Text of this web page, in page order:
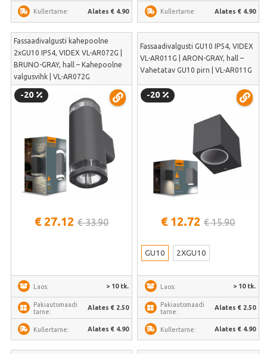
Kullertarne: Alates € 4.90 Kullertarne: Alates € 4.90
Fassaadivalgusti kahepoolne
2xGU10 IP54, VIDEX VL-AR072G |
BRUNO-GRAY, hall – Kahepoolne
valgusvihk | VL-AR072G
-20
€ 27.12 € 33.90
Laos: > 10 tk.
Pakiautomaadi
tarne:
Alates € 2.50
Kullertarne: Alates € 4.90
Fassaadivalgusti GU10 IP54, VIDEX
VL-AR011G | ARON-GRAY, hall –
Vahetatav GU10 pirn | VL-AR011G
-20
€ 12.72 € 15.90
GU10 2XGU10
Laos: > 10 tk.
Pakiautomaadi
tarne:
Alates € 2.50
Kullertarne: Alates € 4.90